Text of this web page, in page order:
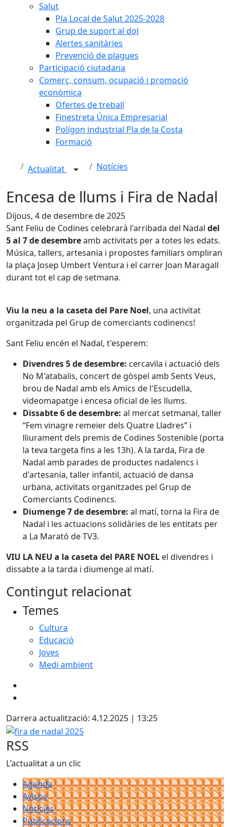
Salut
Pla Local de Salut 2025-2028
Grup de suport al dol
Alertes sanitàries
Prevenció de plagues
Participació ciutadana
Comerç, consum, ocupació i promoció
econòmica
Ofertes de treball
Finestreta Única Empresarial
Polígon industrial Pla de la Costa
Formació
Actualitat Notícies
Encesa de llums i Fira de Nadal
Dijous, 4 de desembre de 2025
Sant Feliu de Codines celebrarà l'arribada del Nadal del
5 al 7 de desembreamb activitats per a totes les edats.
Música, tallers, artesania i propostes familiars ompliran
la plaça Josep Umbert Ventura i el carrer Joan Maragall
durant tot el cap de setmana.
Viu la neu a la caseta del Pare Noel, una activitat
organitzada pel Grup de comerciants codinencs!
Sant Feliu encén el Nadal, t'esperem:
Divendres 5 de desembre: cercavila i actuació dels
No M'atabalis, concert de gòspel amb Sents Veus,
brou de Nadal amb els Amics de l'Escudella,
videomapatge i encesa oficial de les llums.
Dissabte 6 de desembre: al mercat setmanal, taller
“Fem vinagre remeier dels Quatre Lladres” i
lliurament dels premis de Codines Sostenible (porta
la teva targeta fins a les 13h). A la tarda, Fira de
Nadal amb parades de productes nadalencs i
d'artesania, taller infantil, actuació de dansa
urbana, activitats organitzades pel Grup de
Comerciants Codinencs.
Diumenge 7 de desembre: al matí, torna la Fira de
Nadal i les actuacions solidàries de les entitats per
a La Marató de TV3.
VIU LA NEU a la caseta del PARE NOEL el divendres i
dissabte a la tarda i diumenge al matí.
Contingut relacionat
Temes
Cultura
Educació
Joves
Medi ambient
Darrera actualització: 4.12.2025 | 13:25
fira de nadal 2025
RSS
L'actualitat a un clic
Agenda
Avisos
Notícies
Publicacions